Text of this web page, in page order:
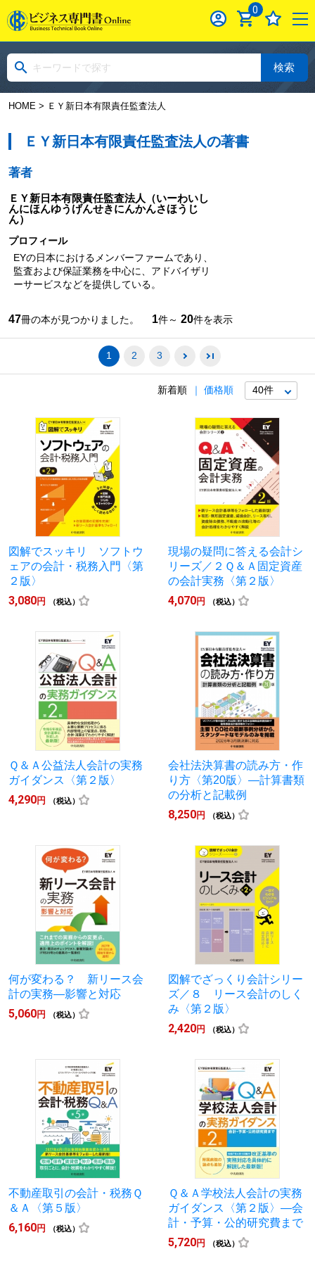
0
検索
HOME> ＥＹ新日本有限責任監査法人
ＥＹ新日本有限責任監査法人の著書
著者
ＥＹ新日本有限責任監査法人
（いーわいし
んにほんゆうげんせきにんかんさほうじ
ん）
プロフィール
EYの日本におけるメンバーファームであり、
監査および保証業務を中心に、アドバイザリ
ーサービスなどを提供している。
47冊の本が見つかりました。 1件～ 20件を表示
1 2 3
新着順 価格順
図解でスッキリ ソフトウ
ェアの会計・税務入門〈第
２版〉
3,080円 （税込）
現場の疑問に答える会計シ
リーズ／２Ｑ＆Ａ固定資産
の会計実務〈第２版〉
4,070円 （税込）
Ｑ＆Ａ公益法人会計の実務
ガイダンス〈第２版〉
4,290円 （税込）
会社法決算書の読み方・作
り方〈第20版〉―計算書類
の分析と記載例
8,250円 （税込）
何が変わる？ 新リース会
計の実務―影響と対応
5,060円 （税込）
図解でざっくり会計シリー
ズ／８ リース会計のしく
み〈第２版〉
2,420円 （税込）
不動産取引の会計・税務Ｑ
＆Ａ〈第５版〉
6,160円 （税込）
Ｑ＆Ａ学校法人会計の実務
ガイダンス〈第２版〉―会
計・予算・公的研究費まで
5,720円 （税込）